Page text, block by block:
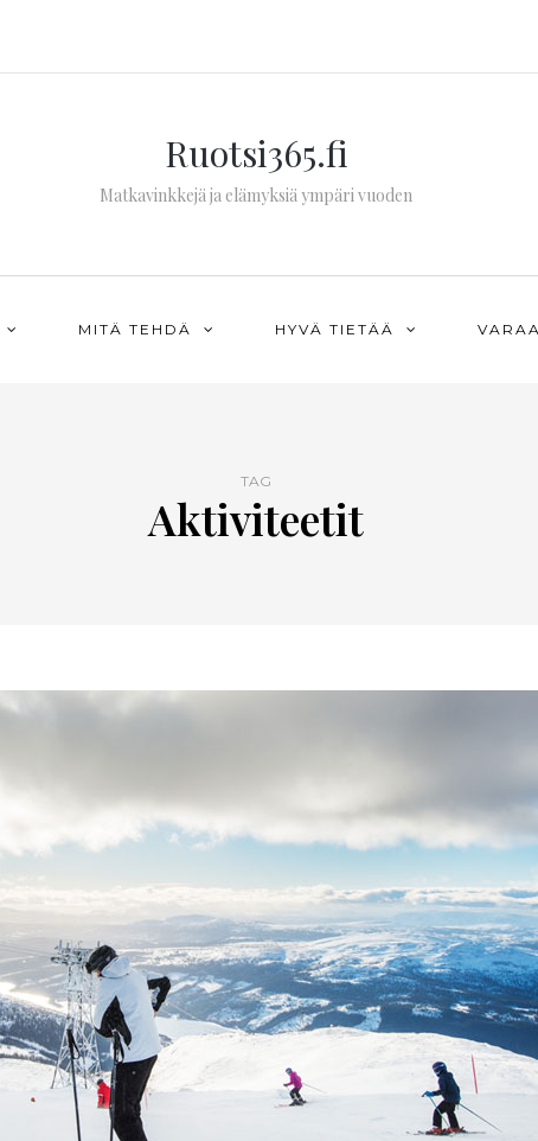
Ruotsi365.fi
Matkavinkkejä ja elämyksiä ympäri vuoden
MITÄ TEHDÄ HYVÄ TIETÄÄ
TAG
Aktiviteetit